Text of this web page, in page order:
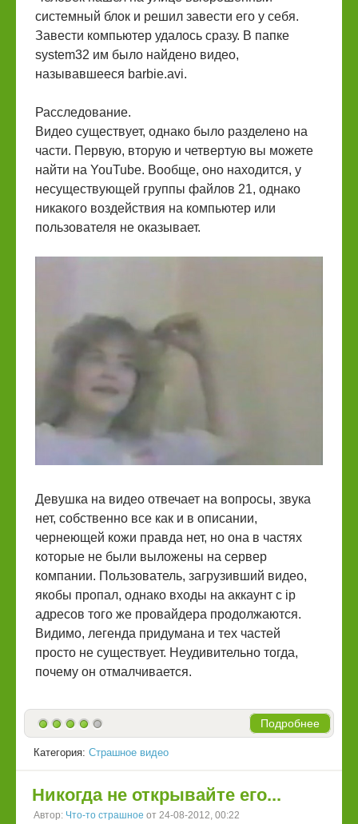
системный блок и решил завести его у себя.
Завести компьютер удалось сразу. В папке
system32 им было найдено видео,
называвшееся barbie.avi.
Расследование.
Видео существует, однако было разделено на
части. Первую, вторую и четвертую вы можете
найти на YouTube. Вообще, оно находится, у
несуществующей группы файлов 21, однако
никакого воздействия на компьютер или
пользователя не оказывает.
Девушка на видео отвечает на вопросы, звука
нет, собственно все как и в описании,
чернеющей кожи правда нет, но она в частях
которые не были выложены на сервер
компании. Пользователь, загрузивший видео,
якобы пропал, однако входы на аккаунт с ip
адресов того же провайдера продолжаются.
Видимо, легенда придумана и тех частей
просто не существует. Неудивительно тогда,
почему он отмалчивается.
Подробнее
Категория: Страшное видео
Никогда не открывайте его...
Автор: Что-то страшное от 24-08-2012, 00:22